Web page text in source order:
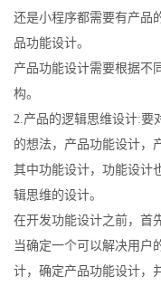
还是小程序都需要有产品
品功能设计。
产品功能设计需要根据不
构。
2.产品的逻辑思维设计:要
的想法，产品功能设计，
其中功能设计，功能设计
辑思维的设计。
在开发功能设计之前，首
当确定一个可以解决用户
计，确定产品功能设计，